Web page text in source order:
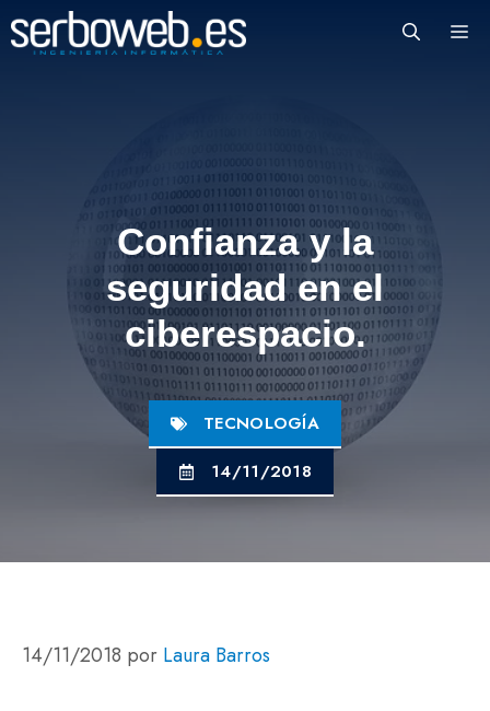
Saltar
al
Confianza y la
seguridad en el
ciberespacio.
TECNOLOGÍA
14/11/2018
14/11/2018 por Laura Barros